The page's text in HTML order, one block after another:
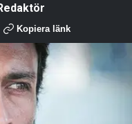
Kopiera länk